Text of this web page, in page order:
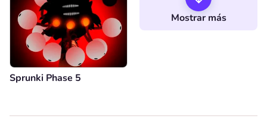
Sprunki Phase 5
Mostrar más